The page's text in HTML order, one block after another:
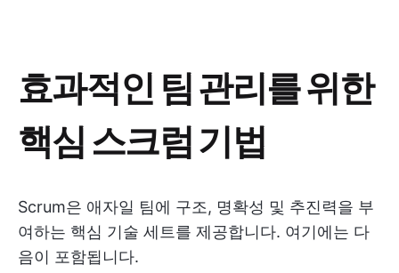
효과적인 팀 관리를 위한
핵심 스크럼 기법
Scrum은 애자일 팀에 구조, 명확성 및 추진력을 부
여하는 핵심 기술 세트를 제공합니다. 여기에는 다
음이 포함됩니다.